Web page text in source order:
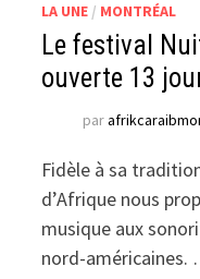
LA UNE / MONTRÉAL
Le festival
ouverte 13
par
Fidèle à sa
d’Afrique nous
musique aux
nord-américaines.